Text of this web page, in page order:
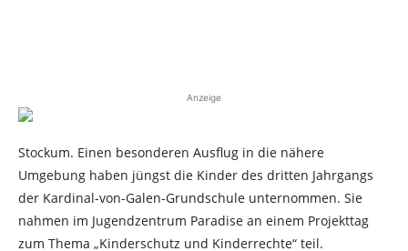
Anzeige
Stockum. Einen besonderen Ausflug in die nähere
Umgebung haben jüngst die Kinder des dritten Jahrgangs
der Kardinal-von-Galen-Grundschule unternommen. Sie
nahmen im Jugendzentrum Paradise an einem Projekttag
zum Thema „Kinderschutz und Kinderrechte“ teil.